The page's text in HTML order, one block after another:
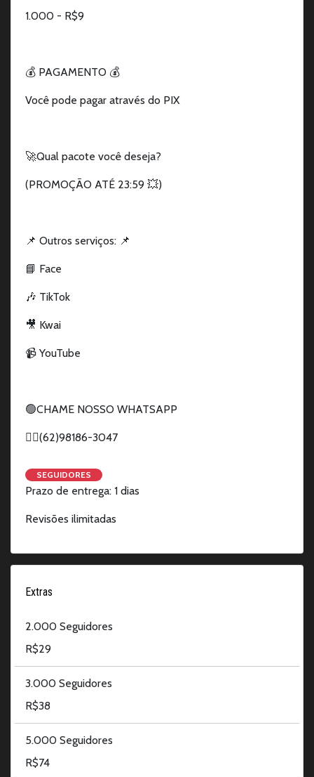
1.000 - R$9
💰 PAGAMENTO 💰
Você pode pagar através do PIX
🚀Qual pacote você deseja?
(PROMOÇÃO ATÉ 23:59 💥)
📌 Outros serviços: 📌
📘 Face
🎶 TikTok
🎥 Kwai
📹 YouTube
🟢CHAME NOSSO WHATSAPP
👉🏻(62)98186-3047
SEGUIDORES
Prazo de entrega: 1 dias
Revisões ilimitadas
Extras
2.000 Seguidores
R$29
3.000 Seguidores
R$38
5.000 Seguidores
R$74